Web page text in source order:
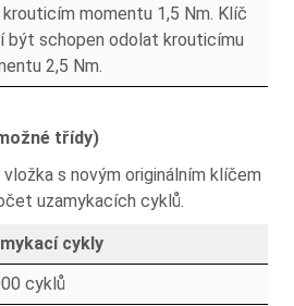
krouticím momentu 1,5 Nm. Klíč
být schopen odolat krouticímu
2,5 Nm.
třídy)
s novým originálním klíčem
uzamykacích cyklů.
cykly
cyklů